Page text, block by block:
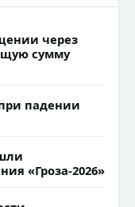
через
сумму
падении
«Гроза-2026»